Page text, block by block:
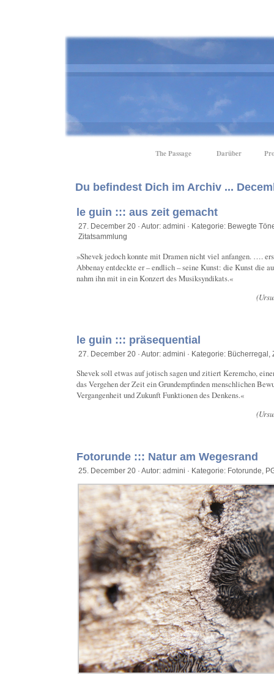
The Passage Darüber
Du befindest Dich im Archiv ...
le guin ::: aus zeit gemacht
27. December 20 · Autor: admini · Kategorie: Bewegte
Zitatsammlung
»Shevek jedoch konnte mit Dramen nicht viel anfangen. ….
Abbenay entdeckte er – endlich – seine Kunst: die Kunst die
nahm ihn mit in ein Konzert des Musiksyndikats.«
le guin ::: präsequential
27. December 20 · Autor: admini · Kategorie: Bücherregal
Shevek soll etwas auf jotisch sagen und zitiert Keremcho,
das Vergehen der Zeit ein Grundempfinden menschlichen
Vergangenheit und Zukunft Funktionen des Denkens.«
Fotorunde ::: Natur am Wegesrand
25. December 20 · Autor: admini · Kategorie: Fotorunde